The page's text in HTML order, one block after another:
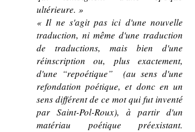
ultérieure. »
« Il ne s'agit pas ici d'une nouvelle
traduction, ni même d'une traduction
de traductions, mais bien d'une
réinscription ou, plus exactement,
d'une “repoétique” (au sens d'une
refondation poétique, et donc en un
sens différent de ce mot qui fut inventé
par Saint-Pol-Roux), à partir d'un
matériau poétique préexistant.